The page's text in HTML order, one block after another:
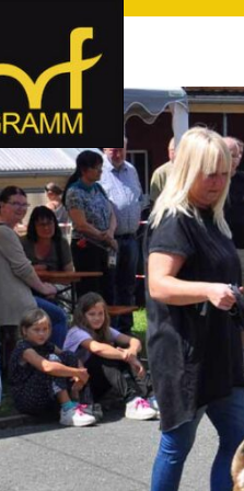
– das
Veranstaltungsportal für Hof